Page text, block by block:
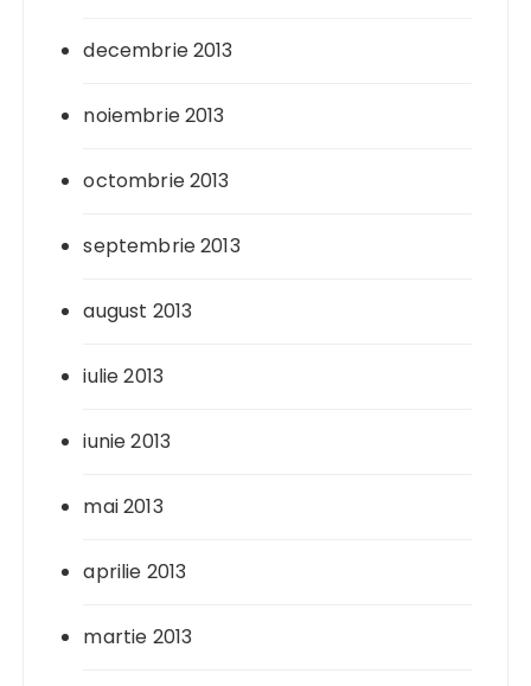
decembrie 2013
noiembrie 2013
octombrie 2013
septembrie 2013
august 2013
iulie 2013
iunie 2013
mai 2013
aprilie 2013
martie 2013